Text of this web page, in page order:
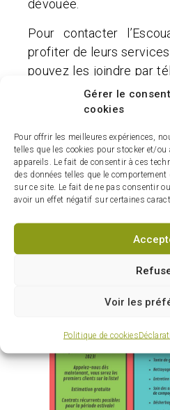
Gérer le
cookies
Pour offrir les meilleures expériences,
telles que les cookies pour stocker et/
appareils. Le fait de consentir à ces
des données telles que le
sur ce site. Le fait de ne pas consentir
avoir un effet négatif sur certaines
Voir les
Politique de cookies
dévouée.
Pour contacter
profiter de leurs
pouvez les joindre par
8887 ou
compétente est prête
tous vos travaux cet